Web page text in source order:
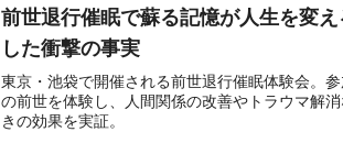
前世退行催眠で蘇る記憶が人生を変
した衝撃の事実
東京・池袋で開催される前世退行催眠体験会。
の前世を体験し、人間関係の改善やトラウマ解
きの効果を実証。